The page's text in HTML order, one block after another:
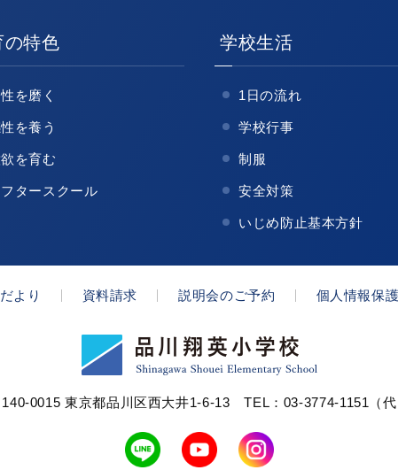
の特色
を磨く
を養う
を育む
タースクール
学校生活
1日の流れ
学校行事
制服
安全対策
いじめ防止基本方針
より 資料請求 説明会のご予約 個人情報保
140-0015 東京都品川区西大井1-6-13TEL：03-3774-1151（